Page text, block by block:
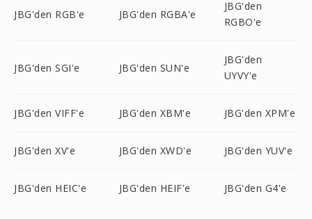
JBG'den RGB'e JBG'den RGBA'e
JBG'den
RGBO'e
JBG'den SGI'e JBG'den SUN'e
JBG'den
UYVY'e
JBG'den VIFF'e JBG'den XBM'e JBG'den XPM'e
JBG'den XV'e JBG'den XWD'e JBG'den YUV'e
JBG'den HEIC'e JBG'den HEIF'e JBG'den G4'e